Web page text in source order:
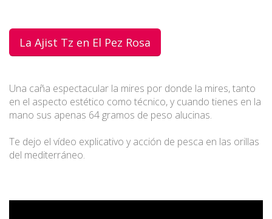
La Ajist Tz en El Pez Rosa
Una caña espectacular la mires por donde la mires, tanto
en el aspecto estético como técnico, y cuando tienes en la
mano sus apenas 64 gramos de peso alucinas.
Te dejo el vídeo explicativo y acción de pesca en las orillas
del mediterráneo.